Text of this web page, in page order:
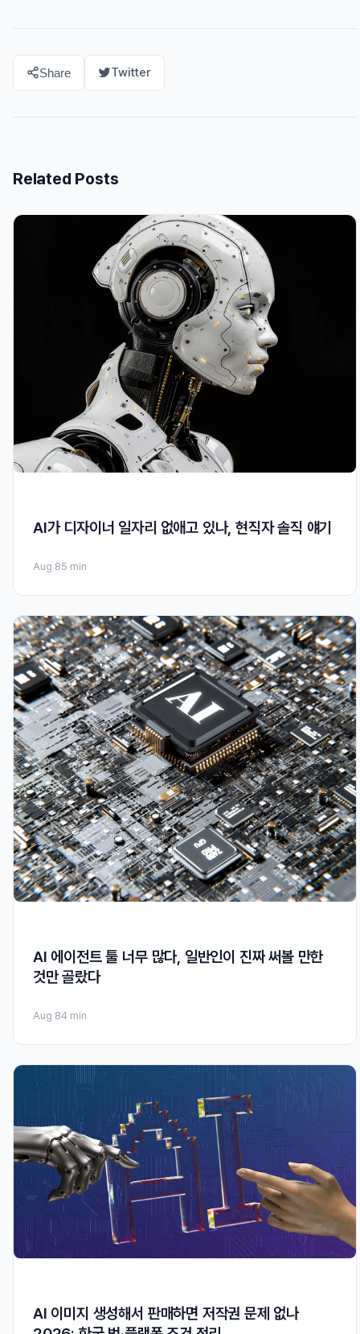
Share Twitter
Related Posts
AI가 디자이너 일자리 없애고 있나, 현직자 솔직 얘기
Aug 85 min
AI 에이전트 툴 너무 많다, 일반인이 진짜 써볼 만한
것만 골랐다
Aug 84 min
AI 이미지 생성해서 판매하면 저작권 문제 없나